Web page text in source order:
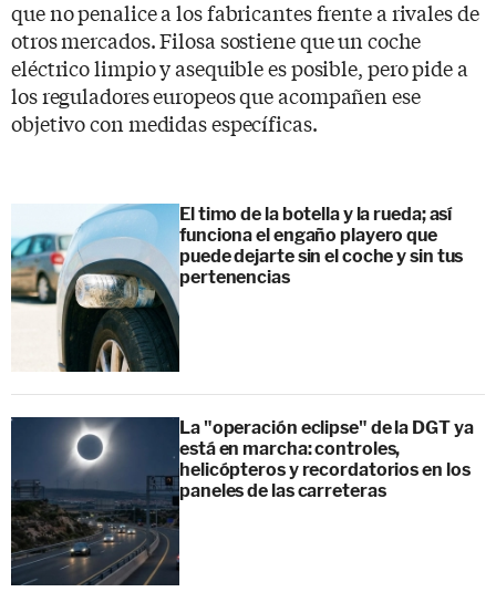
que no penalice a los fabricantes frente a rivales de
otros mercados. Filosa sostiene que un coche
eléctrico limpio y asequible es posible, pero pide a
los reguladores europeos que acompañen ese
objetivo con medidas específicas.
El timo de la botella y la rueda; así
funciona el engaño playero que
puede dejarte sin el coche y sin tus
pertenencias
La "operación eclipse" de la DGT ya
está en marcha: controles,
helicópteros y recordatorios en los
paneles de las carreteras